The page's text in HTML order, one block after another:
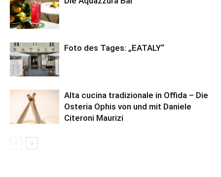
Foto des Tages: „EATALY“
Alta cucina tradizionale in Offida – Die
Osteria Ophis von und mit Daniele
Citeroni Maurizi